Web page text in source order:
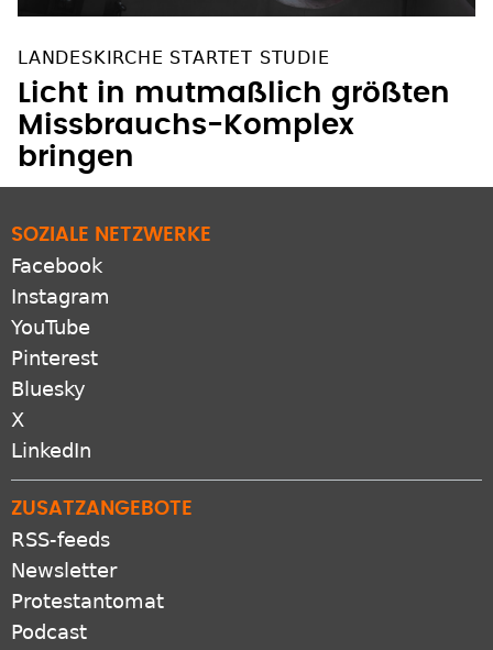
LANDESKIRCHE STARTET STUDIE
Licht in mutmaßlich größten
Missbrauchs-Komplex
bringen
SOZIALE NETZWERKE
Facebook
Instagram
YouTube
Pinterest
Bluesky
X
LinkedIn
ZUSATZANGEBOTE
RSS-feeds
Newsletter
Protestantomat
Podcast